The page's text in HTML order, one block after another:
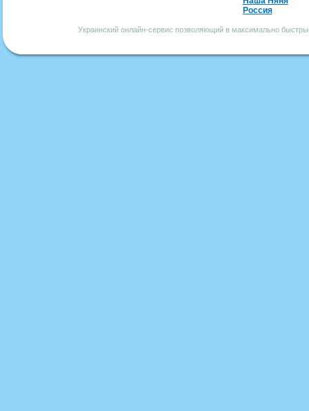
Россия
Украинский онлайн-сервис позволяющий в максимально